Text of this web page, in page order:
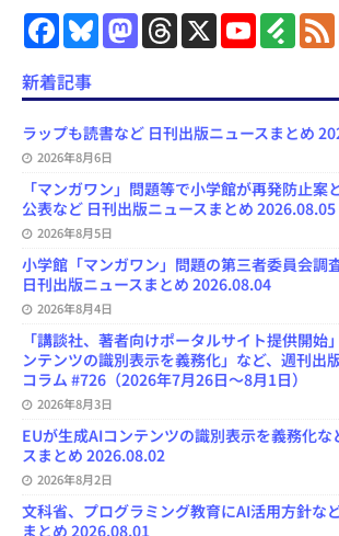
F
a
e
b
o
k
B
s
y
M
a
o
o
n
T
h
a
s
X
Y
o
u
e
C
a
n
n
F
e
l
新着記事
ラップも読書など 日刊出版ニュースまとめ
2026年8月6日
「マンガワン」問題等で小学館が再発防止案
公表など 日刊出版ニュースまとめ 2026.08.05
2026年8月5日
小学館「マンガワン」問題の第三者委員会調
日刊出版ニュースまとめ 2026.08.04
2026年8月4日
「講談社、著者向けポータルサイト提供開始
ンテンツの識別表示を義務化」など、週刊出
コラム #726（2026年7月26日～8月1日）
2026年8月3日
EUが生成AIコンテンツの識別表示を義務化な
スまとめ 2026.08.02
2026年8月2日
文科省、プログラミング教育にAI活用方針な
まとめ 2026.08.01